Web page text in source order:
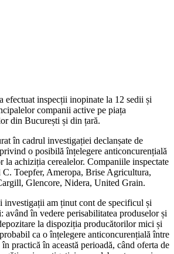
efectuat inspecții inopinate la 12 sedii și
companii active pe piața
din București și din țară.
în cadrul investigației declanșate de
o posibilă înțelegere anticoncurențială
la achiziția cerealelor. Companiile inspectate
Toepfer, Ameropa, Brise Agricultura,
Glencore, Nidera, United Grain.
investigații am ținut cont de specificul și
având în vedere perisabilitatea produselor și
la dispoziția producătorilor mici și
ca o înțelegere anticoncurențială între
practică în această perioadă, când oferta de